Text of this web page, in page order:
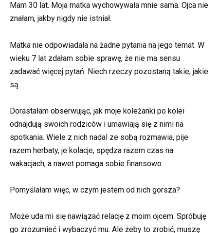
Mam 30 lat. Moja matka wychowywała mnie sama. Ojca nie
znałam, jakby nigdy nie istniał.
Matka nie odpowiadała na żadne pytania na jego temat. W
wieku 7 lat zdałam sobie sprawę, że nie ma sensu
zadawać więcej pytań. Niech rzeczy pozostaną takie, jakie
są.
Dorastałam obserwując, jak moje koleżanki po kolei
odnajdują swoich rodziców i umawiają się z nimi na
spotkania. Wiele z nich nadal ze sobą rozmawia, pije
razem herbaty, je kolacje, spędza razem czas na
wakacjach, a nawet pomaga sobie finansowo.
Pomyślałam więc, w czym jestem od nich gorsza?
Może uda mi się nawiązać relację z moim ojcem. Spróbuję
go zrozumieć i wybaczyć mu. Ale żeby to zrobić, muszę